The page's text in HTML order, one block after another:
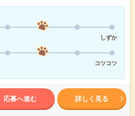
しずか
コツコツ
応募へ進む 詳しく見る